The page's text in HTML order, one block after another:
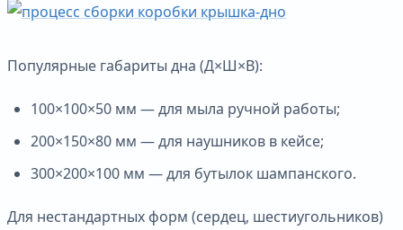
Популярные габариты дна (Д×Ш×В):
100×100×50 мм — для мыла ручной работы;
200×150×80 мм — для наушников в кейсе;
300×200×100 мм — для бутылок шампанского.
Для нестандартных форм (сердец, шестиугольников)